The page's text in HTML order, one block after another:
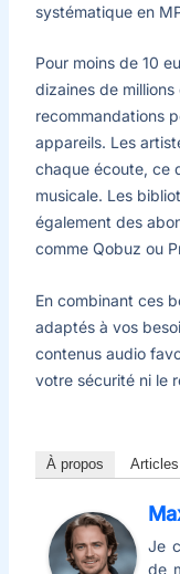
systématique en
Pour moins de 10
dizaines de
recommandations
appareils. Les
chaque écoute, ce
musicale. Les
également des
comme Qobuz ou
En combinant ces
adaptés à vos
contenus audio
votre sécurité ni le
À propos
Je
de